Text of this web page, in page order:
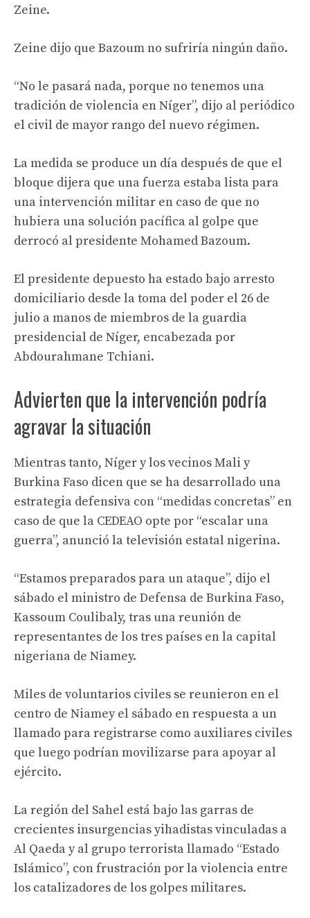
Zeine.
Zeine dijo que Bazoum no sufriría ningún daño.
“No le pasará nada, porque no tenemos una
tradición de violencia en Níger”, dijo al periódico
el civil de mayor rango del nuevo régimen.
La medida se produce un día después de que el
bloque dijera que una fuerza estaba lista para
una intervención militar en caso de que no
hubiera una solución pacífica al golpe que
derrocó al presidente Mohamed Bazoum.
El presidente depuesto ha estado bajo arresto
domiciliario desde la toma del poder el 26 de
julio a manos de miembros de la guardia
presidencial de Níger, encabezada por
Abdourahmane Tchiani.
Advierten que la intervención podría
agravar la situación
Mientras tanto, Níger y los vecinos Mali y
Burkina Faso dicen que se ha desarrollado una
estrategia defensiva con “medidas concretas” en
caso de que la CEDEAO opte por “escalar una
guerra”, anunció la televisión estatal nigerina.
“Estamos preparados para un ataque”, dijo el
sábado el ministro de Defensa de Burkina Faso,
Kassoum Coulibaly, tras una reunión de
representantes de los tres países en la capital
nigeriana de Niamey.
Miles de voluntarios civiles se reunieron en el
centro de Niamey el sábado en respuesta a un
llamado para registrarse como auxiliares civiles
que luego podrían movilizarse para apoyar al
ejército.
La región del Sahel está bajo las garras de
crecientes insurgencias yihadistas vinculadas a
Al Qaeda y al grupo terrorista llamado “Estado
Islámico”, con frustración por la violencia entre
los catalizadores de los golpes militares.